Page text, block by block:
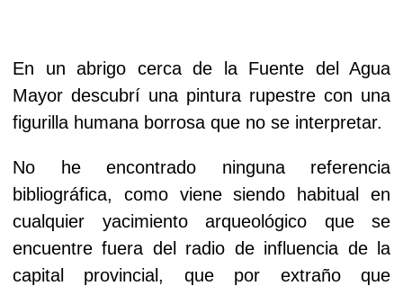
En un abrigo cerca de la Fuente del Agua
Mayor descubrí una pintura rupestre con una
figurilla humana borrosa que no se interpretar.
No he encontrado ninguna referencia
bibliográfica, como viene siendo habitual en
cualquier yacimiento arqueológico que se
encuentre fuera del radio de influencia de la
capital provincial, que por extraño que